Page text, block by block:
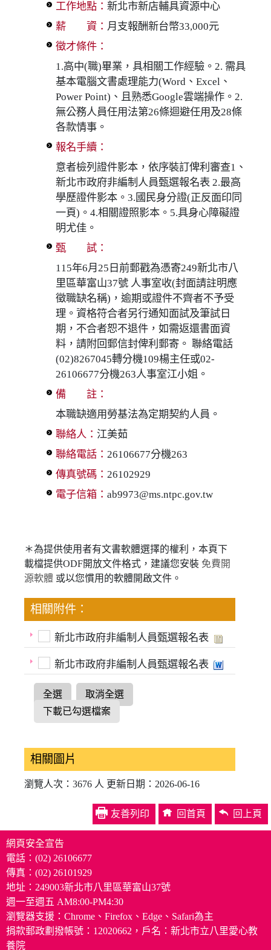
工作地點： 新北市新店輔具資源中心
薪 資： 月支報酬新台幣33,000元
徵才條件：
1.高中(職)畢業，具相關工作經驗。2. 需具
基本電腦文書處理能力(Word、Excel、
Power Point)、且熟悉Google雲端操作。2.
無公務人員任用法第26條迴避任用及28條
各款情事。
報名手續：
意者檢列證件影本，依序裝訂俾利審查1、
新北市政府非編制人員甄選報名表 2.最高
學歷證件影本。3.國民身分證(正反面印同
一頁)。4.相關證照影本。5.具身心障礙證
明尤佳。
甄 試：
115年6月25日前郵戳為憑寄249新北市八
里區華富山37號 人事室收(封面請註明應
徵職缺名稱)，逾期或證件不齊者不予受
理。資格符合者另行通知面試及筆試日
期，不合者恕不退件，如需返還書面資
料，請附回郵信封俾利郵寄。 聯絡電話
(02)8267045轉分機109楊主任或02-
26106677分機263人事室江小姐。
備 註：
本職缺適用勞基法為定期契約人員。
聯絡人： 江美茹
聯絡電話： 26106677分機263
傳真號碼： 26102929
電子信箱： ab9973@ms.ntpc.gov.tw
＊為提供使用者有文書軟體選擇的權利，本頁下
載檔提供ODF開放文件格式，建議您安裝 免費開
源軟體 或以您慣用的軟體開啟文件。
相關附件：
新北市政府非編制人員甄選報名表
新北市政府非編制人員甄選報名表
全選
取消全選
下載已勾選檔案
相關圖片
瀏覽人次：3676 人 更新日期：2026-06-16
友善列印 回首頁 回上頁
網頁安全宣告
電話：(02) 26106677
傳真：(02) 26101929
地址：249003新北市八里區華富山37號
週一至週五 AM8:00-PM4:30
瀏覽器支援：Chrome、Firefox、Edge、Safari為主
捐款郵政劃撥帳號：12020662，戶名：新北市立八里愛心教
養院